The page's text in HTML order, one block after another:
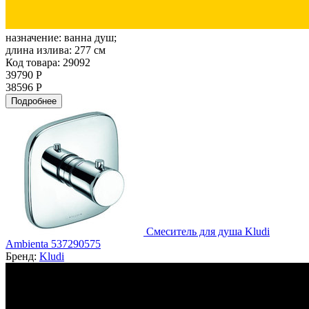
назначение: ванна душ;
длина излива: 277 см
Код товара: 29092
39790 Р
38596 Р
Подробнее
Смеситель для душа Kludi
Ambienta 537290575
Бренд: Kludi